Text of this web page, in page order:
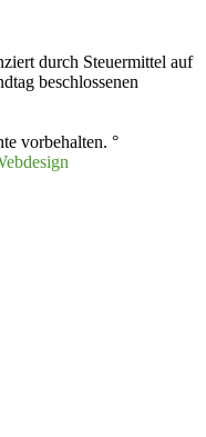
durch Steuermittel auf
beschlossenen
vorbehalten. °